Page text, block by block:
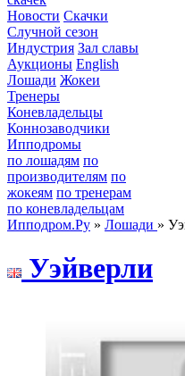
Новости Скачки
Случной сезон
Индустрия Зал славы
Аукционы English
Лошади Жокеи
Тренеры
Коневладельцы
Коннозаводчики
Ипподромы
по лошадям по
производителям по
жокеям по тренерам
по коневладельцам
Ипподром.Ру » Лошади »
Уэйвeрли